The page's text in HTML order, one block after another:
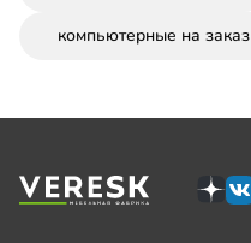
компьютерные на заказ